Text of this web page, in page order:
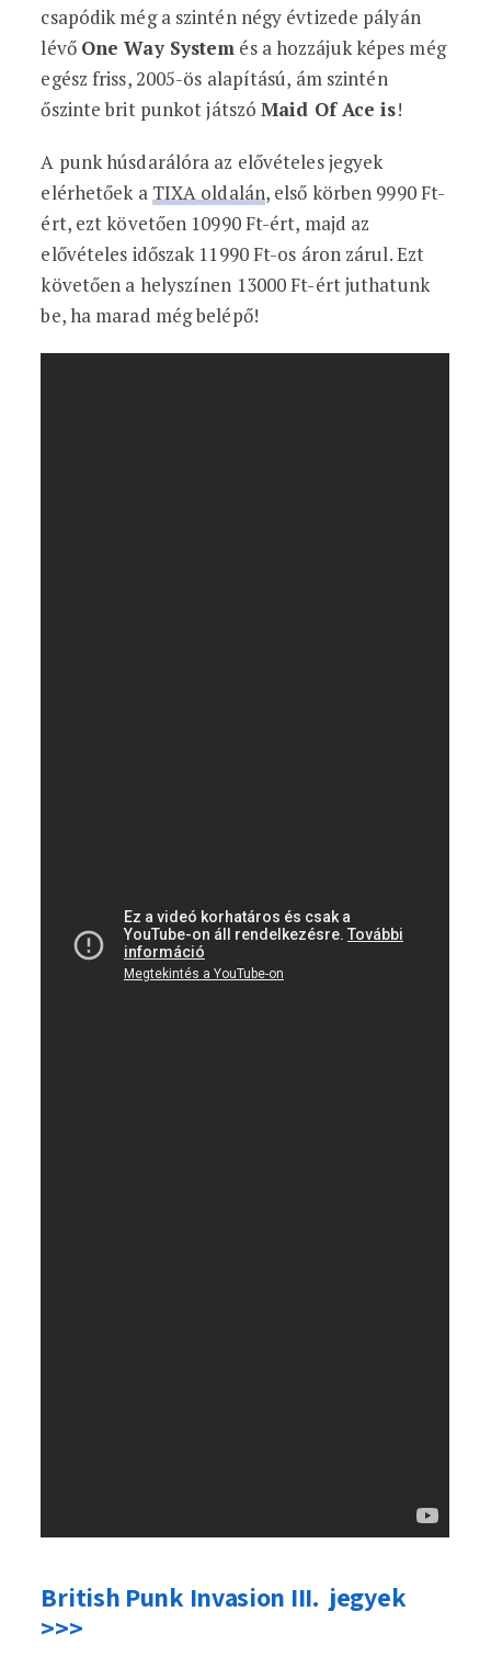
csapódik még a szintén négy évtizede pályán
lévő One Way System és a hozzájuk képes még
egész friss, 2005-ös alapítású, ám szintén
őszinte brit punkot játszóMaid Of Ace is!
A punk húsdarálóra az elővételes jegyek
elérhetőek a TIXA oldalán, első körben 9990 Ft-
ért, ezt követően 10990 Ft-ért, majd az
elővételes időszak 11990 Ft-os áron zárul. Ezt
követően a helyszínen 13000 Ft-ért juthatunk
be, ha marad még belépő!
British Punk Invasion III. jegyek
>>>